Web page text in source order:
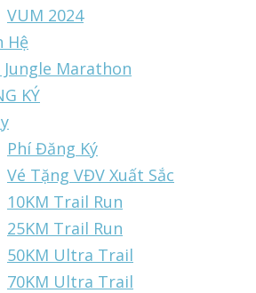
VUM 2024
Hệ
Marathon
KÝ
Phí Đăng Ký
Vé Tặng VĐV Xuất Sắc
10KM Trail Run
25KM Trail Run
50KM Ultra Trail
70KM Ultra Trail